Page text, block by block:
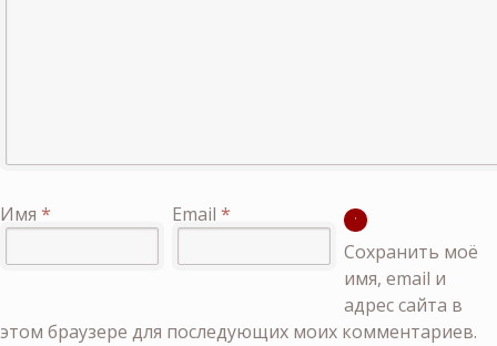
Имя * Email *
Сохранить моё
имя, email и
адрес сайта в
этом браузере для последующих моих комментариев.